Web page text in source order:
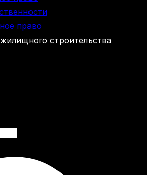
право
строительства